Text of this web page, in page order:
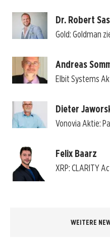
Dr. Robert
Gold: Goldman
Andreas
Elbit Systems
Dieter
Vonovia Aktie:
Felix Baarz
XRP: CLARITY
WEITERE